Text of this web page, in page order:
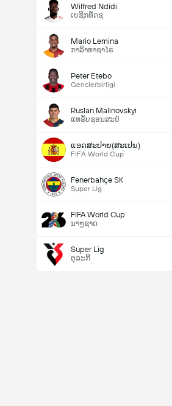
Wilfred Ndidi
ເບຊິກທັດຊ
Mario Lemina
ກາລິາທາຊາໄຣ
Peter Etebo
Genclerbirligi
Ruslan Malinovskyi
ແທຣັບຊອນສະປໍ
ແອດສະປາຍ​(ສະເປນ)
FIFA World Cup
Fenerbahçe SK
Super Lig
FIFA World Cup
ນາໆຊາດ
Super Lig
ຕຸລະກີ